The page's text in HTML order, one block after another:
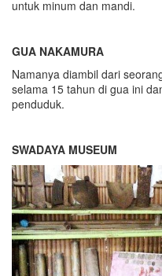
untuk minum dan mandi.
GUA NAKAMURA
Namanya diambil dari
selama 15 tahun di gua ini
penduduk.
SWADAYA MUSEUM